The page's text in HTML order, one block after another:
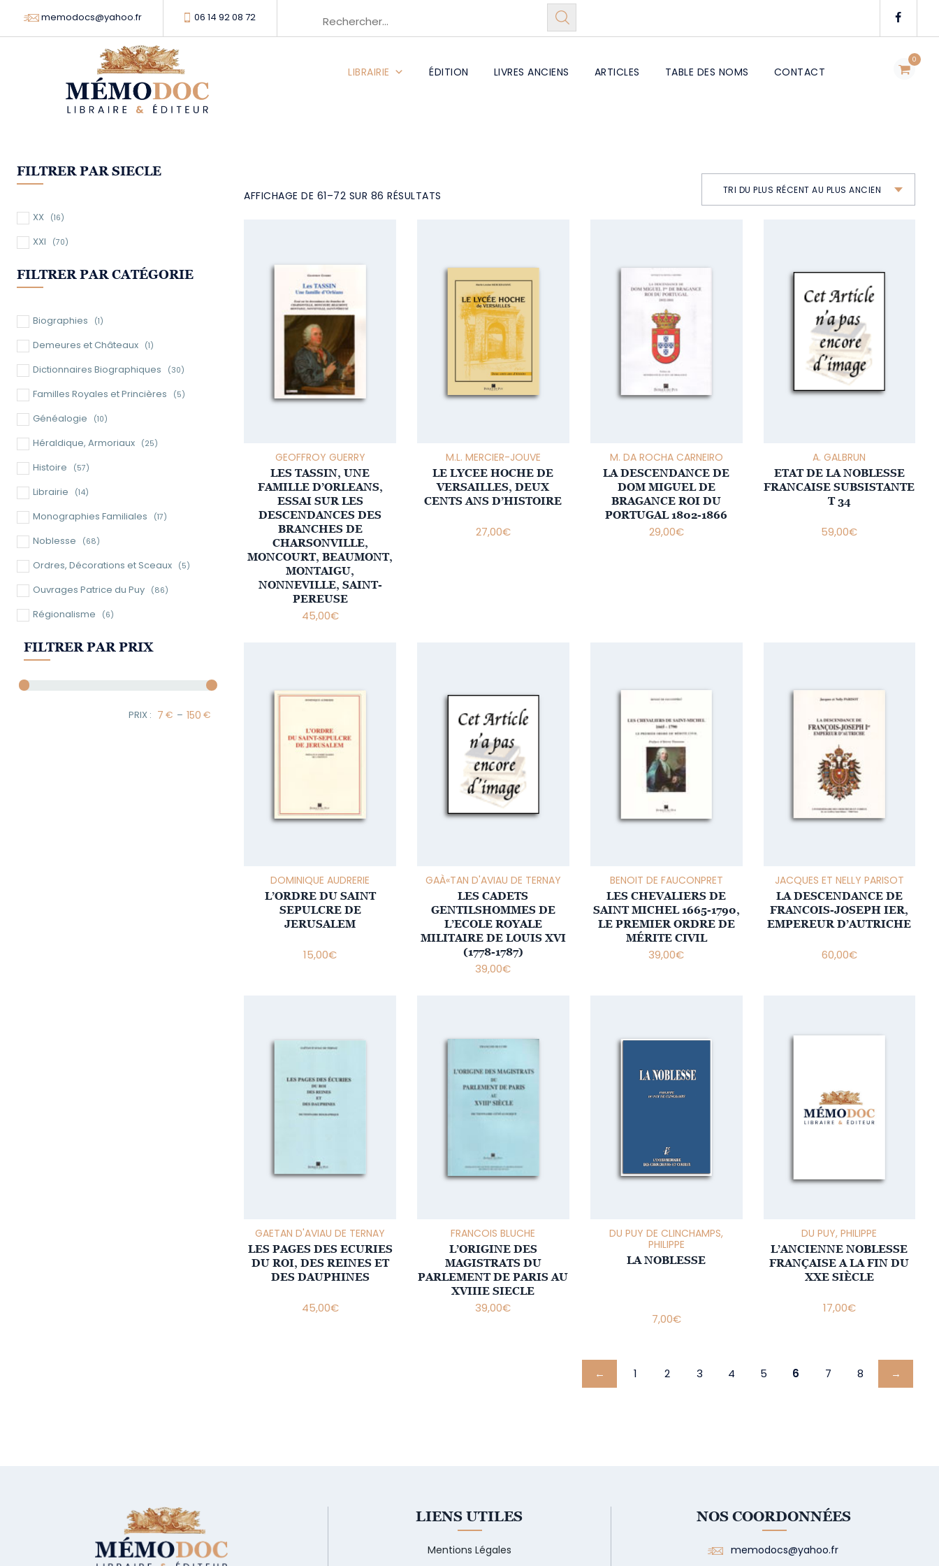
memodocs@yahoo.fr 06 14 92 08 72
0
LIBRAIRIE ÉDITION LIVRES ANCIENS ARTICLES TABLE DES NOMS CONTACT
AFFICHAGE DE 61–72 SUR 86 RÉSULTATS TRI DU PLUS RÉCENT AU PLUS ANCIEN
GEOFFROY GUERRY
LES TASSIN, UNE
FAMILLE D’ORLEANS,
ESSAI SUR LES
DESCENDANCES DES
BRANCHES DE
CHARSONVILLE,
MONCOURT, BEAUMONT,
MONTAIGU,
NONNEVILLE, SAINT-
PEREUSE
45,00€
M.L. MERCIER-JOUVE
LE LYCEE HOCHE DE
VERSAILLES, DEUX
CENTS ANS D’HISTOIRE
27,00€
M. DA ROCHA CARNEIRO
LA DESCENDANCE DE
DOM MIGUEL DE
BRAGANCE ROI DU
PORTUGAL 1802-1866
29,00€
A. GALBRUN
ETAT DE LA NOBLESSE
FRANCAISE SUBSISTANTE
T 34
59,00€
DOMINIQUE AUDRERIE
L’ORDRE DU SAINT
SEPULCRE DE
JERUSALEM
15,00€
GAÀ«TAN D'AVIAU DE TERNAY
LES CADETS
GENTILSHOMMES DE
L’ECOLE ROYALE
MILITAIRE DE LOUIS XVI
(1778-1787)
39,00€
BENOIT DE FAUCONPRET
LES CHEVALIERS DE
SAINT MICHEL 1665-1790,
LE PREMIER ORDRE DE
MÉRITE CIVIL
39,00€
JACQUES ET NELLY PARISOT
LA DESCENDANCE DE
FRANCOIS-JOSEPH IER,
EMPEREUR D’AUTRICHE
60,00€
GAETAN D'AVIAU DE TERNAY
LES PAGES DES ECURIES
DU ROI, DES REINES ET
DES DAUPHINES
45,00€
FRANCOIS BLUCHE
L’ORIGINE DES
MAGISTRATS DU
PARLEMENT DE PARIS AU
XVIIIE SIECLE
39,00€
DU PUY DE CLINCHAMPS,
PHILIPPE
LA NOBLESSE
7,00€
DU PUY, PHILIPPE
L’ANCIENNE NOBLESSE
FRANÇAISE A LA FIN DU
XXE SIÈCLE
17,00€
← 1 2 3 4 5 6 7 8 →
FILTRER PAR SIECLE
XX (16)
XXI (70)
FILTRER PAR CATÉGORIE
Biographies (1)
Demeures et Châteaux (1)
Dictionnaires Biographiques (30)
Familles Royales et Princières (5)
Généalogie (10)
Héraldique, Armoriaux (25)
Histoire (57)
Librairie (14)
Monographies Familiales (17)
Noblesse (68)
Ordres, Décorations et Sceaux (5)
Ouvrages Patrice du Puy (86)
Régionalisme (6)
FILTRER PAR PRIX
Minimum Price
–
Maximum Price
LIENS UTILES
Mentions Légales
NOS COORDONNÉES
memodocs@yahoo.fr